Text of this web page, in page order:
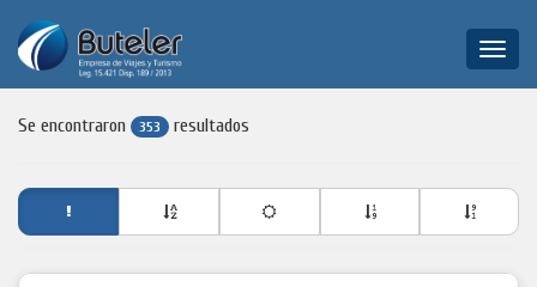
Toggle
Se encontraron 353 resultados